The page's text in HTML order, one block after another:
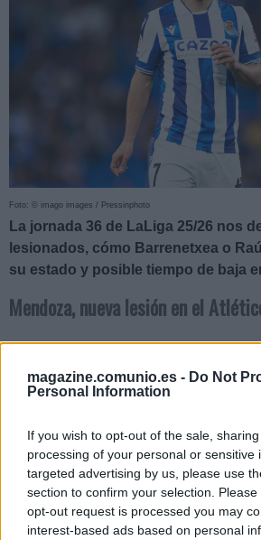
magazine.comunio.es - Do Not
Personal Information
If you wish to opt-out of the sale,
processing of your personal or sensitive
targeted advertising by us, please use
section to confirm your selection.
opt-out request is processed you may
interest-based ads based on personal
Foto: © imago images / Pressinphoto
La jornada 36 de LaLiga 25/26 nos
lesionados, cómo Barrenetxea o
su estado y posible tiempo de baja
Mendoza, nueva lesión en el
El Atlético siguió con su viacrucis con
visita a Pamplona perdió a Rodrigo
centrocampista pidió el cambio a los
Djené, con molestias
El Getafe ganó 3-1 al Mallorca y se
puesto de la clasificación que dará
Conference League la próxima